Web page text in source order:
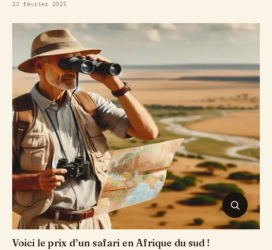
23 février 2025
Voici le prix d’un safari en Afrique du sud !